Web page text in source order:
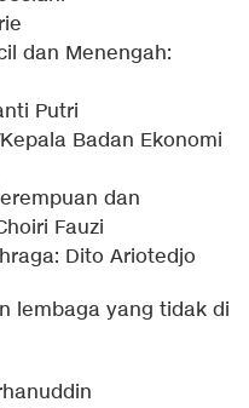
dan Menengah:
Putri
Badan Ekonomi
dan
Fauzi
Dito Ariotedjo
lembaga yang tidak di